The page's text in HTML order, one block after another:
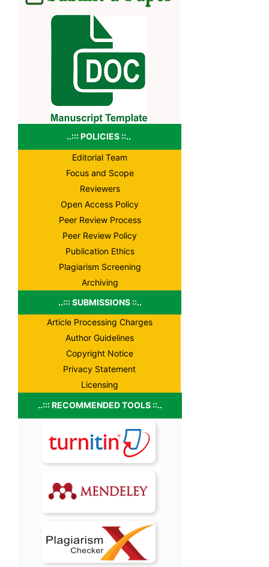
..::: POLICIES ::..
Editorial Team
Focus and Scope
Reviewers
Open Access Policy
Peer Review Process
Peer Review Policy
Publication Ethics
Plagiarism Screening
Archiving
..::: SUBMISSIONS ::..
Article Processing Charges
Author Guidelines
Copyright Notice
Privacy Statement
Licensing
..::: RECOMMENDED TOOLS ::..